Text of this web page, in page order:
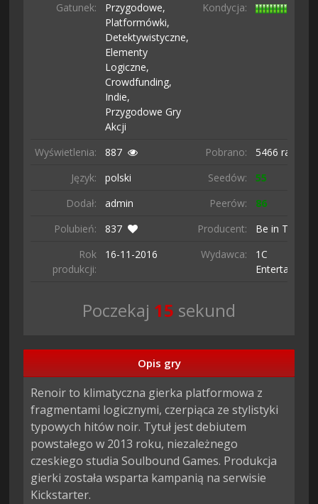
Gatunek:
Przygodowe,
Platformówki,
Detektywistyczne,
Elementy
Logiczne,
Crowdfunding,
Indie,
Przygodowe Gry
Akcji
Kondycja:
Wyświetlenia: 887 Pobrano:
5466 razy
Język:
polski Seedów:
55
Dodał:
admin Peerów:
86
Polubień:
837 Producent:
Be in Touch
Rok
produkcji:
16-11-2016 Wydawca:
1C
Poczekaj 14 sekund
Opis gry
Renoir to klimatyczna gierka platformowa z
fragmentami logicznymi, czerpiąca ze stylistyki
typowych hitów noir. Tytuł jest debiutem
powstałego w 2013 roku, niezależnego
czeskiego studia Soulbound Games. Produkcja
gierki została wsparta kampanią na serwisie
Kickstarter.